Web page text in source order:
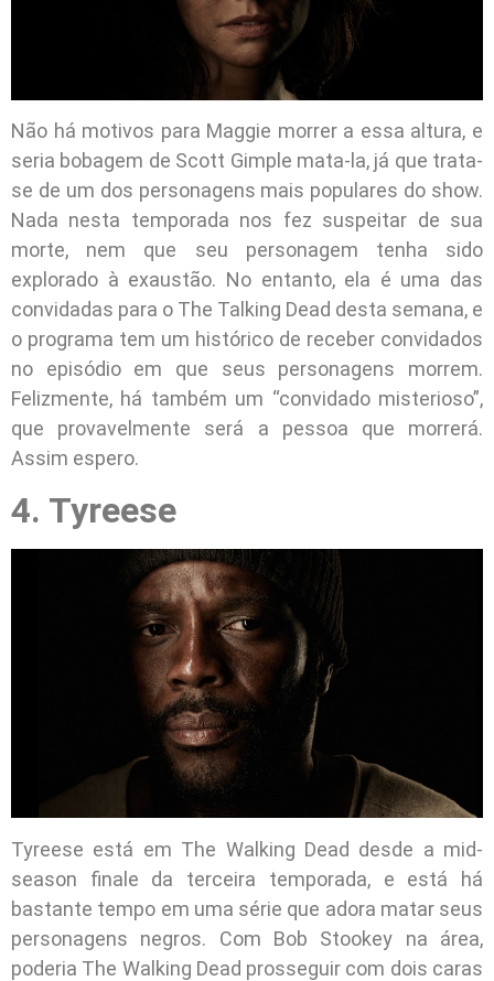
Não há motivos para Maggie morrer a essa altura, e
seria bobagem de Scott Gimple mata-la, já que trata-
se de um dos personagens mais populares do show.
Nada nesta temporada nos fez suspeitar de sua
morte, nem que seu personagem tenha sido
explorado à exaustão. No entanto, ela é uma das
convidadas para o The Talking Dead desta semana, e
o programa tem um histórico de receber convidados
no episódio em que seus personagens morrem.
Felizmente, há também um “convidado misterioso”,
que provavelmente será a pessoa que morrerá.
Assim espero.
4. Tyreese
Tyreese está em The Walking Dead desde a mid-
season finale da terceira temporada, e está há
bastante tempo em uma série que adora matar seus
personagens negros. Com Bob Stookey na área,
poderia The Walking Dead prosseguir com dois caras